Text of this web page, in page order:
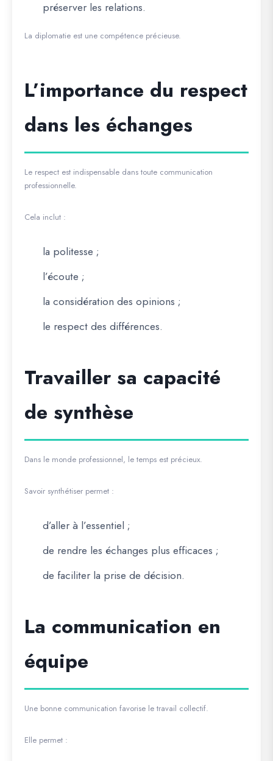
préserver les relations.
La diplomatie est une compétence précieuse.
L’importance du respect
dans les échanges
Le respect est indispensable dans toute communication
professionnelle.
Cela inclut :
la politesse ;
l’écoute ;
la considération des opinions ;
le respect des différences.
Travailler sa capacité
de synthèse
Dans le monde professionnel, le temps est précieux.
Savoir synthétiser permet :
d’aller à l’essentiel ;
de rendre les échanges plus efficaces ;
de faciliter la prise de décision.
La communication en
équipe
Une bonne communication favorise le travail collectif.
Elle permet :